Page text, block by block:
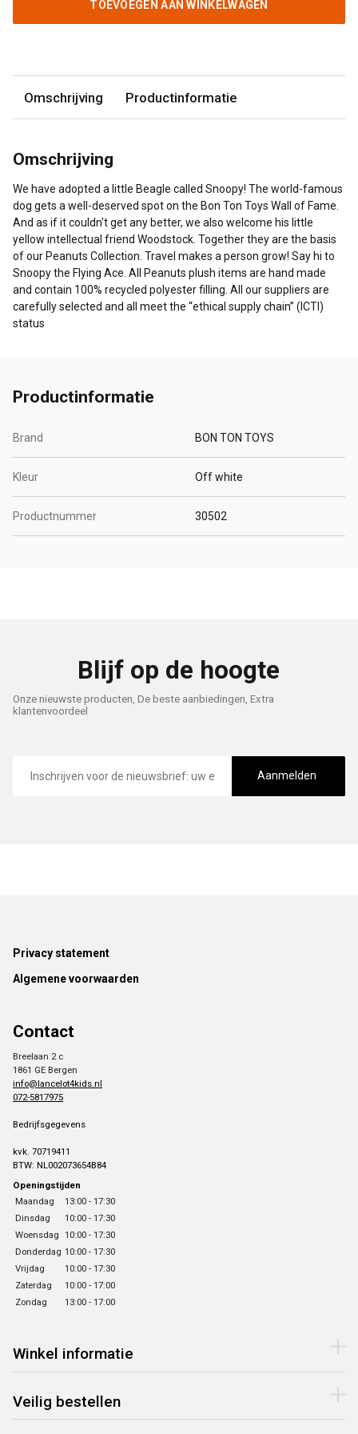
TOEVOEGEN AAN WINKELWAGEN
Omschrijving Productinformatie
Omschrijving
We have adopted a little Beagle called Snoopy! The world-famous
dog gets a well-deserved spot on the Bon Ton Toys Wall of Fame.
And as if it couldn't get any better, we also welcome his little
yellow intellectual friend Woodstock. Together they are the basis
of our Peanuts Collection. Travel makes a person grow! Say hi to
Snoopy the Flying Ace. All Peanuts plush items are hand made
and contain 100% recycled polyester filling. All our suppliers are
carefully selected and all meet the “ethical supply chain” (ICTI)
status
Productinformatie
Brand BON TON TOYS
Kleur Off white
Productnummer 30502
Blijf op de hoogte
Onze nieuwste producten, De beste aanbiedingen, Extra
klantenvoordeel
mailadres
Aanmelden
Footer
Privacy statement
Algemene voorwaarden
Contact
Breelaan 2 c
1861 GE Bergen
info@lancelot4kids.nl
072-5817975
Bedrijfsgegevens
kvk. 70719411
BTW: NL002073654B84
Openingstijden
Maandag
13:00 - 17:30
Dinsdag
10:00 - 17:30
Woensdag 10:00 - 17:30
Donderdag 10:00 - 17:30
Vrijdag
10:00 - 17:30
Zaterdag
10:00 - 17:00
Zondag
13:00 - 17:00
Winkel informatie
Veilig bestellen